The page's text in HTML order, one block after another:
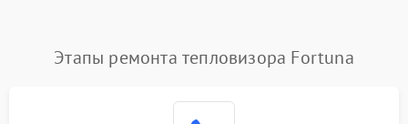
Этапы ремонта тепловизора Fortuna